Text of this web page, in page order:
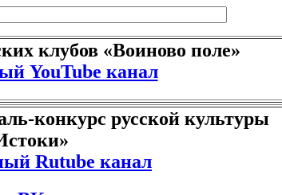
клубов «Воиново поле»
YouTube канал
конкурс русской культуры
Rutube канал